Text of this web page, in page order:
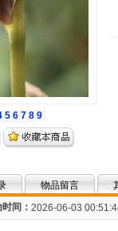
5 6 7 8 9
物品留言
间： 2026-06-03